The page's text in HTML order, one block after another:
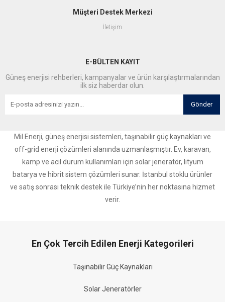
Müşteri Destek Merkezi
İletişim
E-BÜLTEN KAYIT
Güneş enerjisi rehberleri, kampanyalar ve ürün karşılaştırmalarından
ilk siz haberdar olun.
Gönder
Mil Enerji, güneş enerjisi sistemleri, taşınabilir güç kaynakları ve
off-grid enerji çözümleri alanında uzmanlaşmıştır. Ev, karavan,
kamp ve acil durum kullanımları için solar jeneratör, lityum
batarya ve hibrit sistem çözümleri sunar. İstanbul stoklu ürünler
ve satış sonrası teknik destek ile Türkiye’nin her noktasına hizmet
verir.
En Çok Tercih Edilen Enerji Kategorileri
Taşınabilir Güç Kaynakları
Solar Jeneratörler